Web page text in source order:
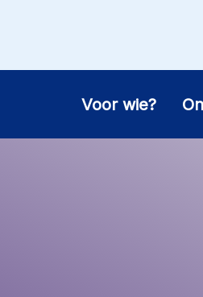
Voor wie?